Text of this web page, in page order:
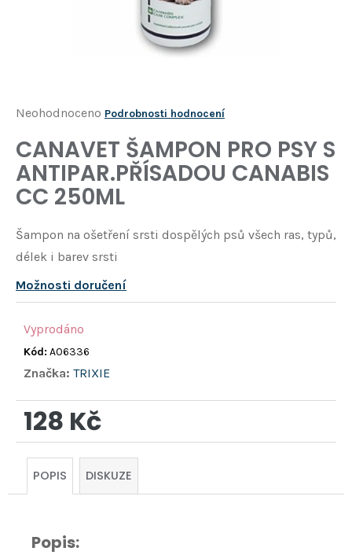
Průměrné
produktu
je
0,0
5
hvězdiček.
Neohodnoceno Podrobnosti hodnocení
CANAVET ŠAMPON PRO PSY S
ANTIPAR.PŘÍSADOU CANABIS
CC 250ML
Šampon na ošetření srsti dospělých psů všech ras, typů,
délek i barev srsti
Možnosti doručení
Vyprodáno
Kód: A06336
Značka: TRIXIE
128 Kč
Měrná
POPIS DISKUZE
Popis:
D
o
p
o
u
č
u
j
e
m